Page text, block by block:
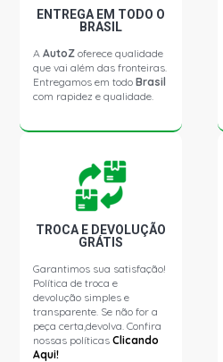
ENTREGA EM TODO O
BRASIL
AAutoZ oferece qualidade
que vai além das fronteiras.
Entregamos em todoBrasil
com rapidez e qualidade.
TROCA E DEVOLUÇÃO
GRÁTIS
Garantimos sua satisfação!
Política de troca e
devolução simples e
transparente. Se não for a
peça certa,devolva. Confira
nossas políticasClicando
Aqui!